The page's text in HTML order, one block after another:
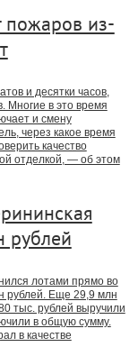
пожаров из-
и десятки часов,
Многие в это время
и смену
через какое время
качество
отделкой, — об этом
рублей
лотами прямо во
рублей. Еще 29,9 млн
тыс. рублей выручили
в общую сумму.
в качестве